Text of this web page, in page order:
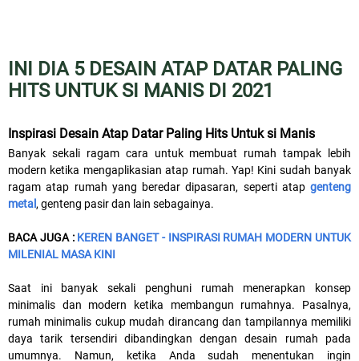
INI DIA 5 DESAIN ATAP DATAR PALING
HITS UNTUK SI MANIS DI 2021
Inspirasi Desain Atap Datar Paling Hits Untuk si Manis
Banyak sekali ragam cara untuk membuat rumah tampak lebih
modern ketika mengaplikasian atap rumah. Yap! Kini sudah banyak
ragam atap rumah yang beredar dipasaran, seperti atap genteng
metal , genteng pasir dan lain sebagainya.
BACA JUGA : KEREN BANGET - INSPIRASI RUMAH MODERN UNTUK
MILENIAL MASA KINI
Saat ini banyak sekali penghuni rumah menerapkan konsep
minimalis dan modern ketika membangun rumahnya. Pasalnya,
rumah minimalis cukup mudah dirancang dan tampilannya memiliki
daya tarik tersendiri dibandingkan dengan desain rumah pada
umumnya. Namun, ketika Anda sudah menentukan ingin